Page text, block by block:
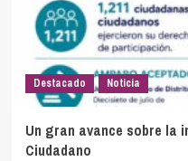
Destacado Noticia
Un gran avance sobre la
Ciudadano